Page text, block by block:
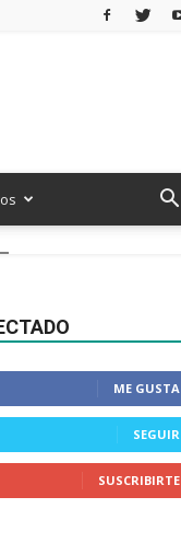
ME GUSTA
SEGUIR
SUSCRIBIRTE